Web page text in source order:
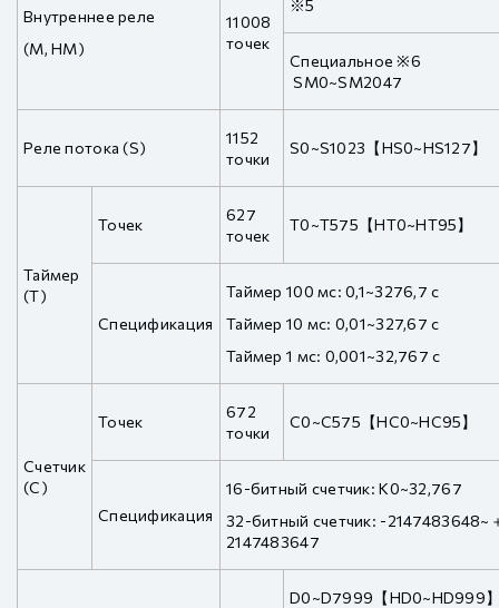
Внутреннее реле
(M, HM)
11008
точек
※5
Специальное ※6
SM0~SM2047
Реле потока (S)
1152
точки
S0~S1023【HS0~HS127】
Таймер
(T)
Точек
627
точек
T0~T575【HT0~HT95】
Спецификация
Таймер 100 мс: 0,1~3276,7 с
Таймер 10 мс: 0,01~327,67 с
Таймер 1 мс: 0,001~32,767 с
Счетчик
(C)
Точек
672
точки
C0~C575【HC0~HC95】
Спецификация
16-битный счетчик: K0~32,767
32-битный счетчик: -2147483648~
2147483647
D0~D7999【HD0~HD999